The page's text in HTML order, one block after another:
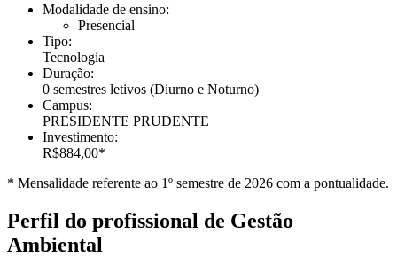
Modalidade de ensino:
Presencial
Tipo:
Tecnologia
Duração:
0 semestres letivos (Diurno e Noturno)
Campus:
PRESIDENTE PRUDENTE
Investimento:
R$884,00*
* Mensalidade referente ao 1º semestre de 2026 com a pontualidade.
Perfil do profissional de Gestão
Ambiental